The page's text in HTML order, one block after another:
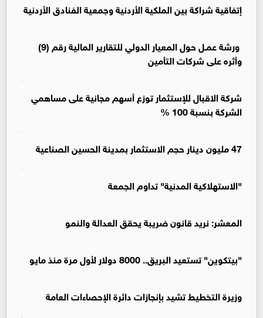
إتفاقية شراكة بين الملكية الأردنية وجمعية الفنادق الأردنية
ورشة عمـل حول المعيار الدولي للتقارير المالية رقم (9)
وأثره على شركات التأمين
شركة الاقبال للإستثمار توزع أسهم مجانية على مساهمي
الشركة بنسبة 100 %
47 مليون دينار حجم الاستثمار بمدينة الحسين الصناعية
"الاستهلاكية المدنية" تداوم الجمعة
المعشر: نريد قانون ضريبة يحقق العدالة والنمو
"بيتكوين" تستعيد البريق.. 8000 دولار لأول مرة منذ مايو
وزيرة التخطيط تشيد بإنجازات دائرة الإحصاءات العامة